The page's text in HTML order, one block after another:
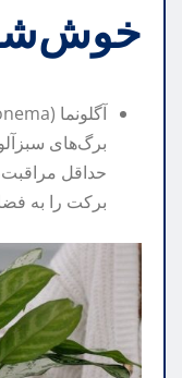
برگ‌های
حداقل
برکت را به